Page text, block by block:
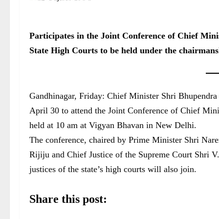
Participates in the Joint Conference of Chief
State High Courts to be held under the
Gandhinagar, Friday: Chief Minister Shri
April 30 to attend the Joint Conference of Chief
held at 10 am at Vigyan Bhavan in New Delhi.
The conference, chaired by Prime Minister Shri
Rijiju and Chief Justice of the Supreme Court Shri
justices of the state’s high courts will also join.
Share this post: